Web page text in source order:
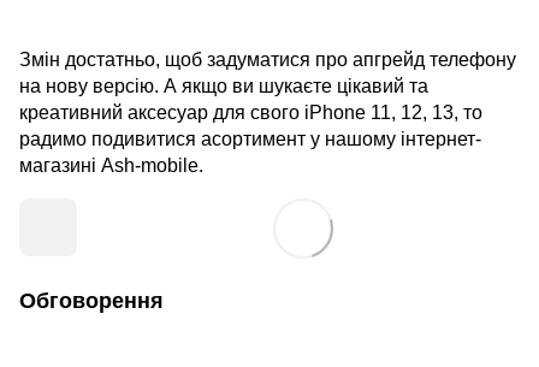
Змін достатньо, щоб задуматися про апгрейд телефону
на нову версію. А якщо ви шукаєте цікавий та
креативний аксесуар для свого iPhone 11, 12, 13, то
радимо подивитися асортимент у нашому інтернет-
магазині Ash-mobile.
Обговорення